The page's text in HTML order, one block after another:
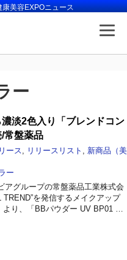
美容EXPOニュース
ー
濃淡2色入り「ブレンドコン
常盤薬品
ース リリースリスト
新商品（美
ー
アグループの常盤薬品工業株式会
TREND”を発信するメイクアップ
より、「BBパウダー UV BP01 …